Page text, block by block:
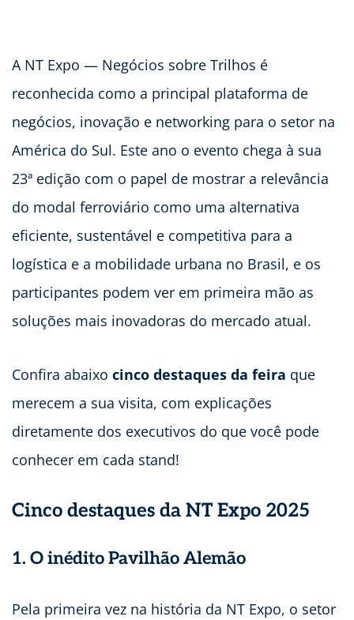
A NT Expo — Negócios sobre Trilhos é
reconhecida como a principal plataforma de
negócios, inovação e networking para o setor na
América do Sul. Este ano o evento chega à sua
23ª edição com o papel de mostrar a relevância
do modal ferroviário como uma alternativa
eficiente, sustentável e competitiva para a
logística e a mobilidade urbana no Brasil, e os
participantes podem ver em primeira mão as
soluções mais inovadoras do mercado atual.
Confira abaixo cinco destaques da feira que
merecem a sua visita, com explicações
diretamente dos executivos do que você pode
conhecer em cada stand!
Cinco destaques da NT Expo 2025
1. O inédito Pavilhão Alemão
Pela primeira vez na história da NT Expo, o setor